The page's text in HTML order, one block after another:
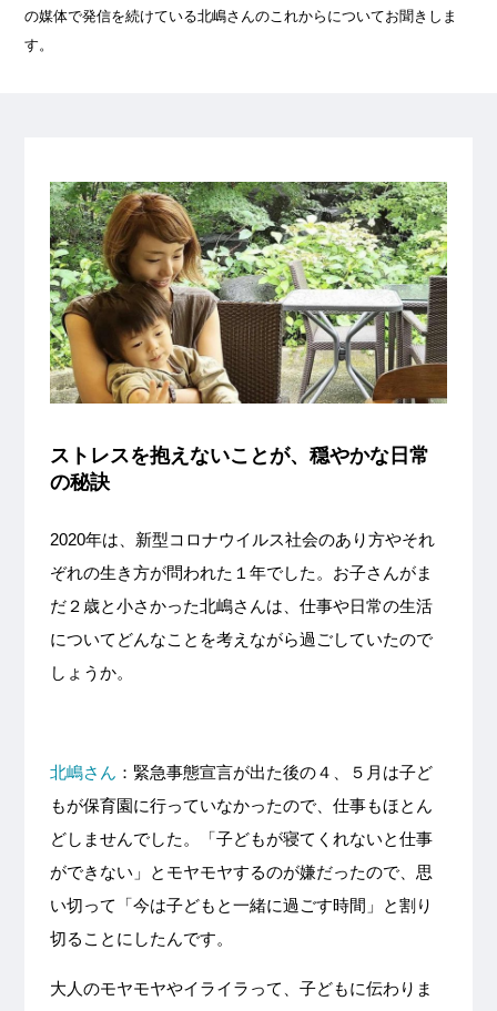
の媒体で発信を続けている北嶋さんのこれからについてお聞きしま
す。
ストレスを抱えないことが、穏やかな日常
の秘訣
2020年は、新型コロナウイルス社会のあり方やそれ
ぞれの生き方が問われた１年でした。お子さんがま
だ２歳と小さかった北嶋さんは、仕事や日常の生活
についてどんなことを考えながら過ごしていたので
しょうか。
北嶋さん ：緊急事態宣言が出た後の４、５月は子ど
もが保育園に行っていなかったので、仕事もほとん
どしませんでした。「子どもが寝てくれないと仕事
ができない」とモヤモヤするのが嫌だったので、思
い切って「今は子どもと一緒に過ごす時間」と割り
切ることにしたんです。
大人のモヤモヤやイライラって、子どもに伝わりま